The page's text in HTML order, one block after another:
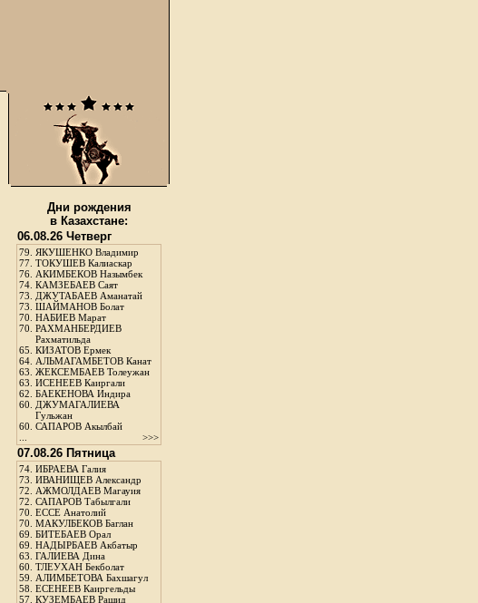
Дни рождения
в Казахстане:
06.08.26 Четверг
79. ЯКУШЕНКО Владимир
77. ТОКУШЕВ Калиаскар
76. АКИМБЕКОВ Назымбек
74. КАМЗЕБАЕВ Саят
73. ДЖУТАБАЕВ Аманатай
73. ШАЙМАНОВ Болат
70. НАБИЕВ Марат
70. РАХМАНБЕРДИЕВ
Рахматильда
65. КИЗАТОВ Ермек
64. АЛЬМАГАМБЕТОВ Канат
63. ЖЕКСЕМБАЕВ Толеужан
63. ИСЕНЕЕВ Каиргали
62. БАЕКЕНОВА Индира
60. ДЖУМАГАЛИЕВА
Гульжан
60. САПАРОВ Акылбай
>>>
07.08.26 Пятница
74. ИБРАЕВА Галия
73. ИВАНИЩЕВ Александр
72. АЖМОЛДАЕВ Магауия
72. САПАРОВ Табылгали
70. ЕССЕ Анатолий
70. МАКУЛБЕКОВ Баглан
69. БИТЕБАЕВ Орал
69. НАДЫРБАЕВ Акбатыр
63. ГАЛИЕВА Дина
60. ТЛЕУХАН Бекболат
59. АЛИМБЕТОВА Бахшагул
58. ЕСЕНЕЕВ Каиргельды
57. КУЗЕМБАЕВ Рашид